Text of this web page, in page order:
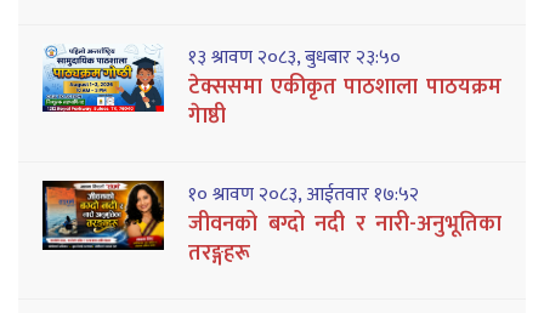
१३ श्रावण २०८३, बुधबार २३:५०
टेक्ससमा एकीकृत पाठशाला पाठयक्रम
गेाष्ठी
१० श्रावण २०८३, आईतवार १७:५२
जीवनको बग्दो नदी र नारी-अनुभूतिका
तरङ्गहरू